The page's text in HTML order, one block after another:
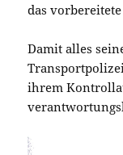
das
Damit alles
ihrem